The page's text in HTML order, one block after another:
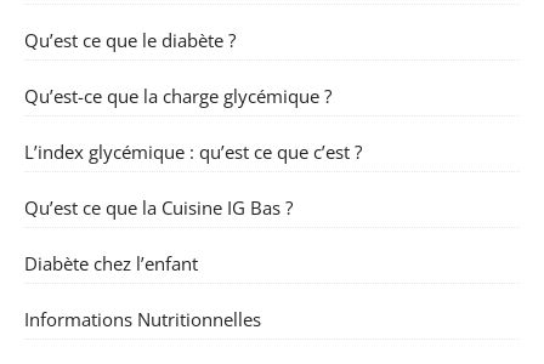
Qu’est ce que le diabète ?
Qu’est-ce que la charge glycémique ?
L’index glycémique : qu’est ce que c’est ?
Qu’est ce que la Cuisine IG Bas ?
Diabète chez l’enfant
Informations Nutritionnelles